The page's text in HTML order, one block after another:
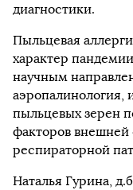
диагностики.
Пыльцевая
характер
научным
аэропалинология,
пыльцевых зерен
факторов
респираторной
Наталья Гурина,